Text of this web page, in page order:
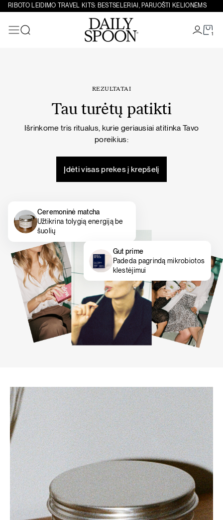
Eiti prie turinio
RIBOTO LEIDIMO TRAVEL KITS: BESTSELERIAI, PARUOŠTI KELIONĖMS
1
REZULTATAI
Tau turėtų patikti
Išrinkome tris ritualus, kurie geriausiai atitinka Tavo
poreikius:
Įdėti visas prekes į krepšelį
Ceremoninė matcha
Užtikrina tolygią energiją be
šuolių
Gut prime
Padeda pagrindą mikrobiotos
klestėjimui